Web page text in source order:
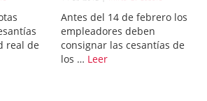
real de
Antes del 14 de febrero los
empleadores deben
consignar las cesantías de
los … Leer